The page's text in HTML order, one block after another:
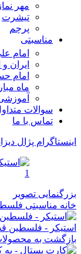
مهر نماز
تیشرت
پرچم
مناسبتی
امام
ایران و
امام
ماه
سوالات
تماس با ما
اینستاگرام پژال
بزرگنمایی تصویر
خانه مناسبتی
استیکر - فلسطین
بازگشت به